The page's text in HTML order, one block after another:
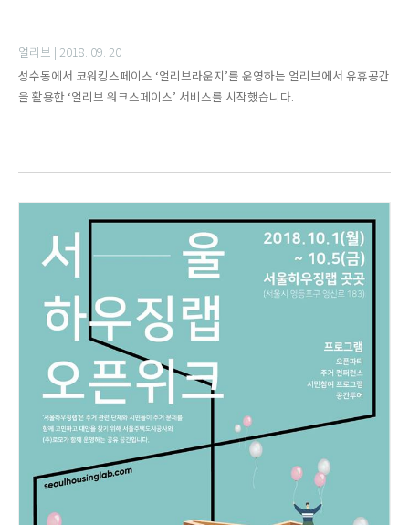
얼리브 | 2018. 09. 20
성수동에서 코워킹스페이스 ‘얼리브라운지’를 운영하는 얼리브에서 유휴공간
을 활용한 ‘얼리브 워크스페이스’ 서비스를 시작했습니다.